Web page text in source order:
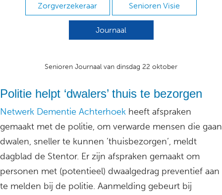
Zorgverzekeraar Senioren Visie
Journaal
Senioren Journaal van dinsdag 22 oktober
Politie helpt ‘dwalers’ thuis te bezorgen
Netwerk Dementie Achterhoek heeft afspraken
gemaakt met de politie, om verwarde mensen die gaan
dwalen, sneller te kunnen ’thuisbezorgen’, meldt
dagblad de Stentor. Er zijn afspraken gemaakt om
personen met (potentieel) dwaalgedrag preventief aan
te melden bij de politie. Aanmelding gebeurt bij